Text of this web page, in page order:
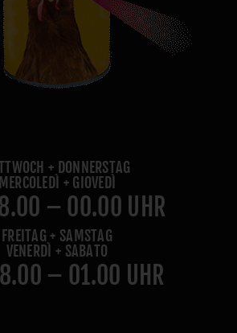
+ DONNERSTAG
MERCOLEDÌ + GIOVEDÌ
– 00.00 UHR
FREITAG + SAMSTAG
VENERDÌ + SABATO
– 01.00 UHR